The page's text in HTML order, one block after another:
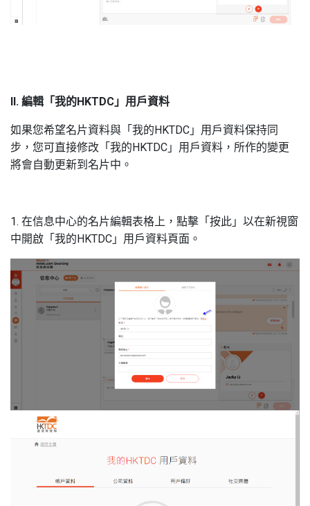
II. 編輯「我的HKTDC」用戶資料
如果您希望名片資料與「我的HKTDC」用戶資料保持同
步，您可直接修改「我的HKTDC」用戶資料，所作的變更
將會自動更新到名片中。
1. 在信息中心的名片編輯表格上，點擊「按此」以在新視窗
中開啟「我的HKTDC」用戶資料頁面。